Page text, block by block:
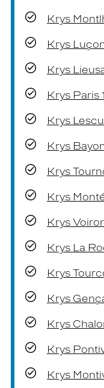
Krys
Krys
Krys
Krys Paris
Krys
Krys
Krys
Krys
Krys
Krys La
Krys
Krys
Krys
Krys
Krys